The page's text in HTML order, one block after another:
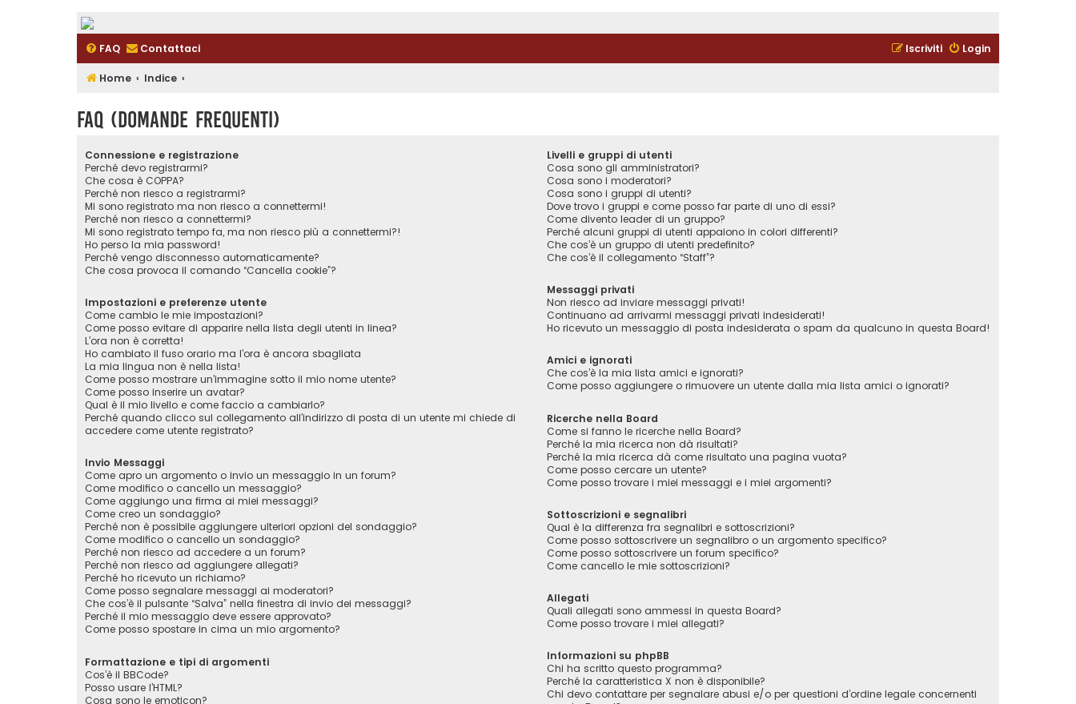
FAQ Contattaci Login
Iscriviti
Home Indice
FAQ (Domande Frequenti)
Connessione e registrazione
Perché devo registrarmi?
Che cosa è COPPA?
Perché non riesco a registrarmi?
Mi sono registrato ma non riesco a connettermi!
Perché non riesco a connettermi?
Mi sono registrato tempo fa, ma non riesco più a connettermi?!
Ho perso la mia password!
Perché vengo disconnesso automaticamente?
Che cosa provoca il comando “Cancella cookie”?
Impostazioni e preferenze utente
Come cambio le mie impostazioni?
Come posso evitare di apparire nella lista degli utenti in linea?
L’ora non è corretta!
Ho cambiato il fuso orario ma l’ora è ancora sbagliata
La mia lingua non è nella lista!
Come posso mostrare un’immagine sotto il mio nome utente?
Come posso inserire un avatar?
Qual è il mio livello e come faccio a cambiarlo?
Perché quando clicco sul collegamento all’indirizzo di posta di un utente mi chiede di
accedere come utente registrato?
Invio Messaggi
Come apro un argomento o invio un messaggio in un forum?
Come modifico o cancello un messaggio?
Come aggiungo una firma ai miei messaggi?
Come creo un sondaggio?
Perché non è possibile aggiungere ulteriori opzioni del sondaggio?
Come modifico o cancello un sondaggio?
Perché non riesco ad accedere a un forum?
Perché non riesco ad aggiungere allegati?
Perché ho ricevuto un richiamo?
Come posso segnalare messaggi ai moderatori?
Che cos’è il pulsante “Salva” nella finestra di invio dei messaggi?
Perché il mio messaggio deve essere approvato?
Come posso spostare in cima un mio argomento?
Formattazione e tipi di argomenti
Cos’è il BBCode?
Posso usare l’HTML?
Cosa sono le emoticon?
Livelli e gruppi di utenti
Cosa sono gli amministratori?
Cosa sono i moderatori?
Cosa sono i gruppi di utenti?
Dove trovo i gruppi e come posso far parte di uno di essi?
Come divento leader di un gruppo?
Perché alcuni gruppi di utenti appaiono in colori differenti?
Che cos’è un gruppo di utenti predefinito?
Che cos’è il collegamento “Staff”?
Messaggi privati
Non riesco ad inviare messaggi privati!
Continuano ad arrivarmi messaggi privati indesiderati!
Ho ricevuto un messaggio di posta indesiderata o spam da qualcuno in questa Board!
Amici e ignorati
Che cos’è la mia lista amici e ignorati?
Come posso aggiungere o rimuovere un utente dalla mia lista amici o ignorati?
Ricerche nella Board
Come si fanno le ricerche nella Board?
Perché la mia ricerca non dà risultati?
Perché la mia ricerca dà come risultato una pagina vuota?
Come posso cercare un utente?
Come posso trovare i miei messaggi e i miei argomenti?
Sottoscrizioni e segnalibri
Qual è la differenza fra segnalibri e sottoscrizioni?
Come posso sottoscrivere un segnalibro o un argomento specifico?
Come posso sottoscrivere un forum specifico?
Come cancello le mie sottoscrizioni?
Allegati
Quali allegati sono ammessi in questa Board?
Come posso trovare i miei allegati?
Informazioni su phpBB
Chi ha scritto questo programma?
Perché la caratteristica X non è disponibile?
Chi devo contattare per segnalare abusi e/o per questioni d’ordine legale concernenti